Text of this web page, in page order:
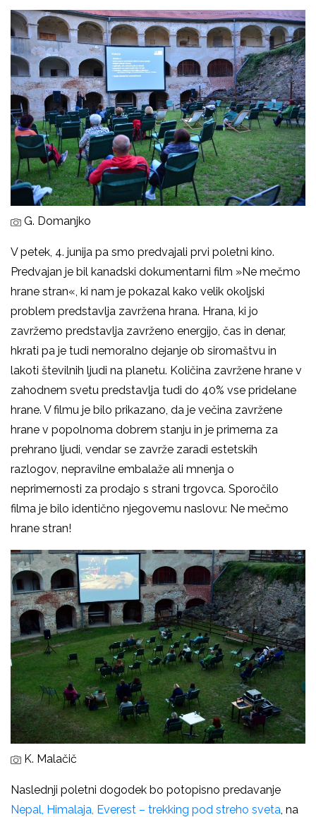
G. Domanjko
V petek, 4. junija pa smo predvajali prvi poletni kino.
Predvajan je bil kanadski dokumentarni film »Ne mečmo
hrane stran«, ki nam je pokazal kako velik okoljski
problem predstavlja zavržena hrana. Hrana, ki jo
zavržemo predstavlja zavrženo energijo, čas in denar,
hkrati pa je tudi nemoralno dejanje ob siromaštvu in
lakoti številnih ljudi na planetu. Količina zavržene hrane v
zahodnem svetu predstavlja tudi do 40% vse pridelane
hrane. V filmu je bilo prikazano, da je večina zavržene
hrane v popolnoma dobrem stanju in je primerna za
prehrano ljudi, vendar se zavrže zaradi estetskih
razlogov, nepravilne embalaže ali mnenja o
neprimernosti za prodajo s strani trgovca. Sporočilo
filma je bilo identično njegovemu naslovu: Ne mečmo
hrane stran!
K. Malačič
Naslednji poletni dogodek bo potopisno predavanje
Nepal, Himalaja, Everest – trekking pod streho sveta, na